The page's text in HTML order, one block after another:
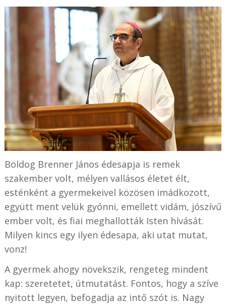
Boldog Brenner János édesapja is remek
szakember volt, mélyen vallásos életet élt,
esténként a gyermekeivel közösen imádkozott,
együtt ment velük gyónni, emellett vidám, jószívű
ember volt, és fiai meghallották Isten hívását.
Milyen kincs egy ilyen édesapa, aki utat mutat,
vonz!
A gyermek ahogy növekszik, rengeteg mindent
kap: szeretetet, útmutatást. Fontos, hogy a szíve
nyitott legyen, befogadja az intő szót is. Nagy